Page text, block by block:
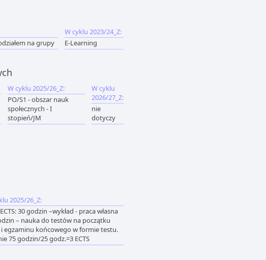
na grupy
W cyklu 2023/24_Z:
E-Learning
W cyklu 2025/26_Z:
PO/S1 - obszar nauk
społecznych - I
stopień/JM
W cyklu
2026/27_Z:
nie
dotyczy
2025/26_Z:
30 godzin –wykład - praca własna
– nauka do testów na początku
i egzaminu końcowego w formie testu.
75 godzin/25 godz.=3 ECTS